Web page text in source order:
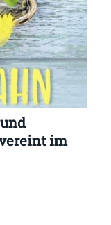
im